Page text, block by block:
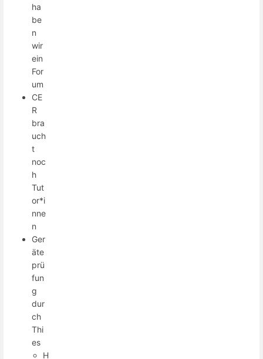
ha
be
n
wir
ein
For
um
CE
R
bra
uch
t
noc
h
Tut
or*i
nne
n
Ger
äte
prü
fun
g
dur
ch
Thi
es
H